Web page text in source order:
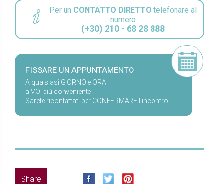
Per un CONTATTO DIRETTOtelefonare al
numero
(+30) 210 - 68 28 888
FISSARE UN APPUNTAMENTO
A qualsiasi GIORNO e ORA
a VOI più conveniente !
Sarete ricontattati per CONFERMARE l'incontro.